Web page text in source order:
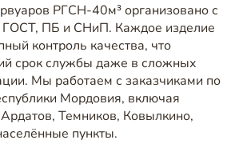
РГСН-40м³ организовано с
ГОСТ, ПБ и СНиП. Каждое изделие
контроль качества, что
срок службы даже в сложных
Мы работаем с заказчиками по
Мордовия, включая
Темников, Ковылкино,
пункты.